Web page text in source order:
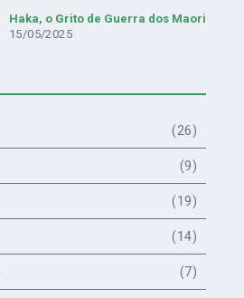
Haka, o Grito de Guerra dos Maori
15/05/2025
(26)
(9)
(19)
(14)
(7)